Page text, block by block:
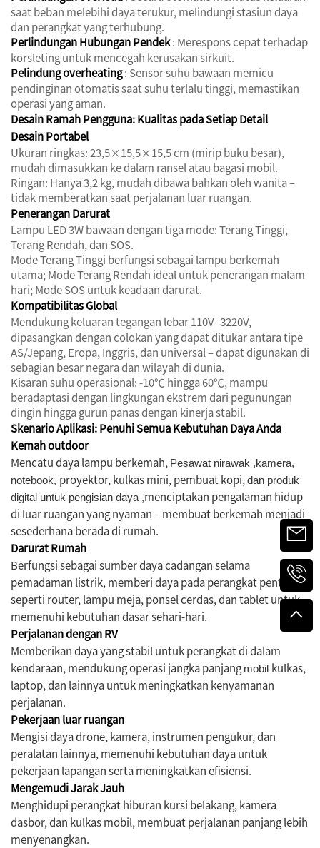
saat beban melebihi daya terukur, melindungi stasiun daya
dan perangkat yang terhubung.
Perlindungan Hubungan Pendek: Merespons cepat terhadap
korsleting untuk mencegah kerusakan sirkuit.
Pelindung overheating: Sensor suhu bawaan memicu
pendinginan otomatis saat suhu terlalu tinggi, memastikan
operasi yang aman.
Desain Ramah Pengguna: Kualitas pada Setiap Detail
Desain Portabel
Ukuran ringkas: 23,5×15,5×15,5 cm (mirip buku besar),
mudah dimasukkan ke dalam ransel atau bagasi mobil.
Ringan: Hanya 3,2 kg, mudah dibawa bahkan oleh wanita –
tidak memberatkan saat perjalanan luar ruangan.
Penerangan Darurat
Lampu LED 3W bawaan dengan tiga mode: Terang Tinggi,
Terang Rendah, dan SOS.
Mode Terang Tinggi berfungsi sebagai lampu berkemah
utama; Mode Terang Rendah ideal untuk penerangan malam
hari; Mode SOS untuk keadaan darurat.
Kompatibilitas Global
Mendukung keluaran tegangan lebar 110V-3220V,
dipasangkan dengan colokan yang dapat ditukar antara tipe
AS/Jepang, Eropa, Inggris, dan universal – dapat digunakan di
sebagian besar negara dan wilayah di dunia.
Kisaran suhu operasional: -10℃ hingga 60℃, mampu
beradaptasi dengan lingkungan ekstrem dari pegunungan
dingin hingga gurun panas dengan kinerja stabil.
Skenario Aplikasi: Penuhi Semua Kebutuhan Daya Anda
Kemah outdoor
Mencatu daya lampu berkemah, Pesawat nirawak ,kamera,
notebook, proyektor, kulkas mini, pembuat kopi, dan produk
digital untuk pengisian daya ,menciptakan pengalaman hidup
di luar ruangan yang nyaman – membuat berkemah menjadi
sesederhana berada di rumah.
Darurat Rumah
Berfungsi sebagai sumber daya cadangan selama
pemadaman listrik, memberi daya pada perangkat penting
seperti router, lampu meja, ponsel cerdas, dan tablet untuk
memenuhi kebutuhan dasar sehari-hari.
Perjalanan dengan RV
Memberikan daya yang stabil untuk perangkat di dalam
kendaraan, mendukung operasi jangka panjang mobil kulkas,
laptop, dan lainnya untuk meningkatkan kenyamanan
perjalanan.
Pekerjaan luar ruangan
Mengisi daya drone, kamera, instrumen pengukur, dan
peralatan lainnya, memenuhi kebutuhan daya untuk
pekerjaan lapangan serta meningkatkan efisiensi.
Mengemudi Jarak Jauh
Menghidupi perangkat hiburan kursi belakang, kamera
dasbor, dan kulkas mobil, membuat perjalanan panjang lebih
menyenangkan.